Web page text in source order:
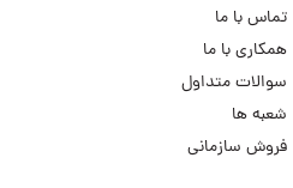
تماس با ما
همکاری با ما
سوالات متداول
شعبه ها
فروش سازمانی